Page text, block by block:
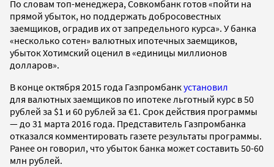
По словам топ-менеджера, Совкомбанк готов «пойти на
прямой убыток, но поддержать добросовестных
заемщиков, оградив их от запредельного курса». У банка
«несколько сотен» валютных ипотечных заемщиков,
убыток Хотимский оценил в «единицы миллионов
долларов».
В конце октября 2015 года Газпромбанкустановил
для валютных заемщиков по ипотеке льготный курс в 50
рублей за $1 и 60 рублей за €1. Срок действия программы
— до 31 марта 2016 года. Представитель Газпромбанка
отказался комментировать газете результаты программы.
Ранее он говорил, что убыток банка может составить 50-60
млн рублей.